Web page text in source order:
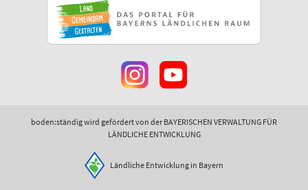
boden:ständig wird gefördert von der BAYERISCHEN VERWALTUNG FÜR
LÄNDLICHE ENTWICKLUNG
Ländliche Entwicklung in Bayern